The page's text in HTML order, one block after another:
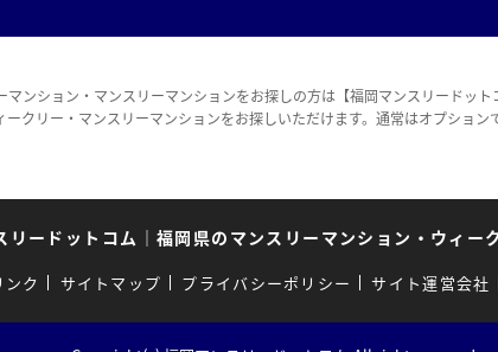
ンション・マンスリーマンションをお探しの方は【福岡マンスリードッ
クリー・マンスリーマンションをお探しいただけます。通常はオプショ
リードットコム ｜ 福岡県のマンスリーマンション・ウィー
ンク サイトマップ プライバシーポリシー サイト運営会社